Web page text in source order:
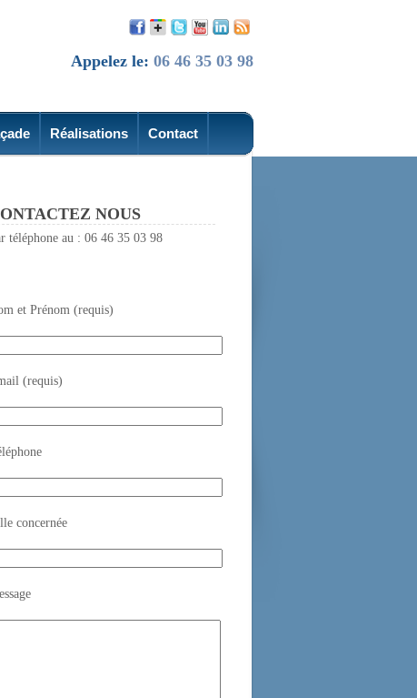
Appelez le: 06 46 35 03 98
Réalisations Contact
NOUS
téléphone au : 06 46 35 03 98
et Prénom (requis)
(requis)
concernée